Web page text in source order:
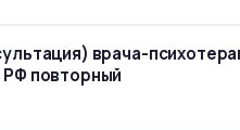
врача-
повторный